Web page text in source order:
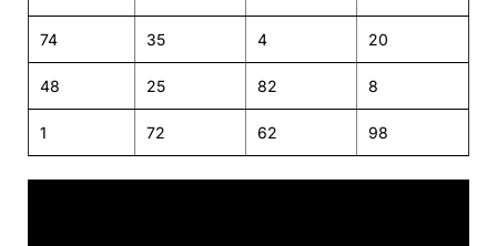
74 35 4 20
48 25 82 8
1 72 62 98